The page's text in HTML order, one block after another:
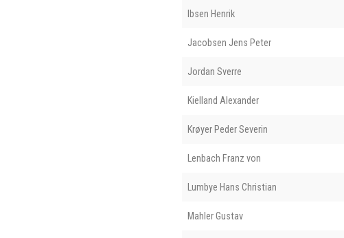
Ibsen Henrik
Jacobsen Jens Peter
Jordan Sverre
Kielland Alexander
Krøyer Peder Severin
Lenbach Franz von
Lumbye Hans Christian
Mahler Gustav